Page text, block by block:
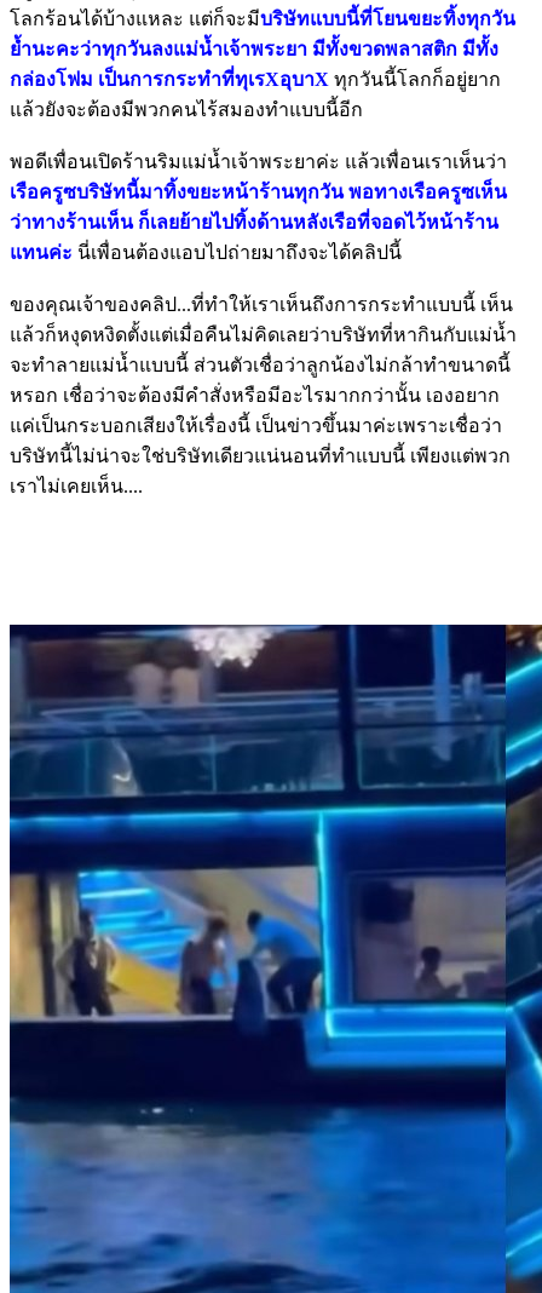
โลกร้อนได้บ้างแหละ แต่ก็จะมีบริษัทแบบนี้ที่โยนขยะทิ้งทุกวัน
ย้ำนะคะว่าทุกวันลงแม่น้ำเจ้าพระยา มีทั้งขวดพลาสติก มีทั้ง
กล่องโฟม เป็นการกระทำที่ทุเรXอุบาX ทุกวันนี้โลกก็อยู่ยาก
แล้วยังจะต้องมีพวกคนไร้สมองทำแบบนี้อีก
พอดีเพื่อนเปิดร้านริมแม่น้ำเจ้าพระยาค่ะ แล้วเพื่อนเราเห็นว่า
เรือครูซบริษัทนี้มาทิ้งขยะหน้าร้านทุกวัน พอทางเรือครูซเห็น
ว่าทางร้านเห็น ก็เลยย้ายไปทิ้งด้านหลังเรือที่จอดไว้หน้าร้าน
แทนค่ะ นี่เพื่อนต้องแอบไปถ่ายมาถึงจะได้คลิปนี้
ของคุณเจ้าของคลิป...ที่ทำให้เราเห็นถึงการกระทำแบบนี้ เห็น
แล้วก็หงุดหงิดตั้งแต่เมื่อคืนไม่คิดเลยว่าบริษัทที่หากินกับแม่น้ำ
จะทำลายแม่น้ำแบบนี้ ส่วนตัวเชื่อว่าลูกน้องไม่กล้าทำขนาดนี้
หรอก เชื่อว่าจะต้องมีคำสั่งหรือมีอะไรมากกว่านั้น เองอยาก
แค่เป็นกระบอกเสียงให้เรื่องนี้ เป็นข่าวขึ้นมาค่ะเพราะเชื่อว่า
บริษัทนี้ไม่น่าจะใช่บริษัทเดียวแน่นอนที่ทำแบบนี้ เพียงแต่พวก
เราไม่เคยเห็น....